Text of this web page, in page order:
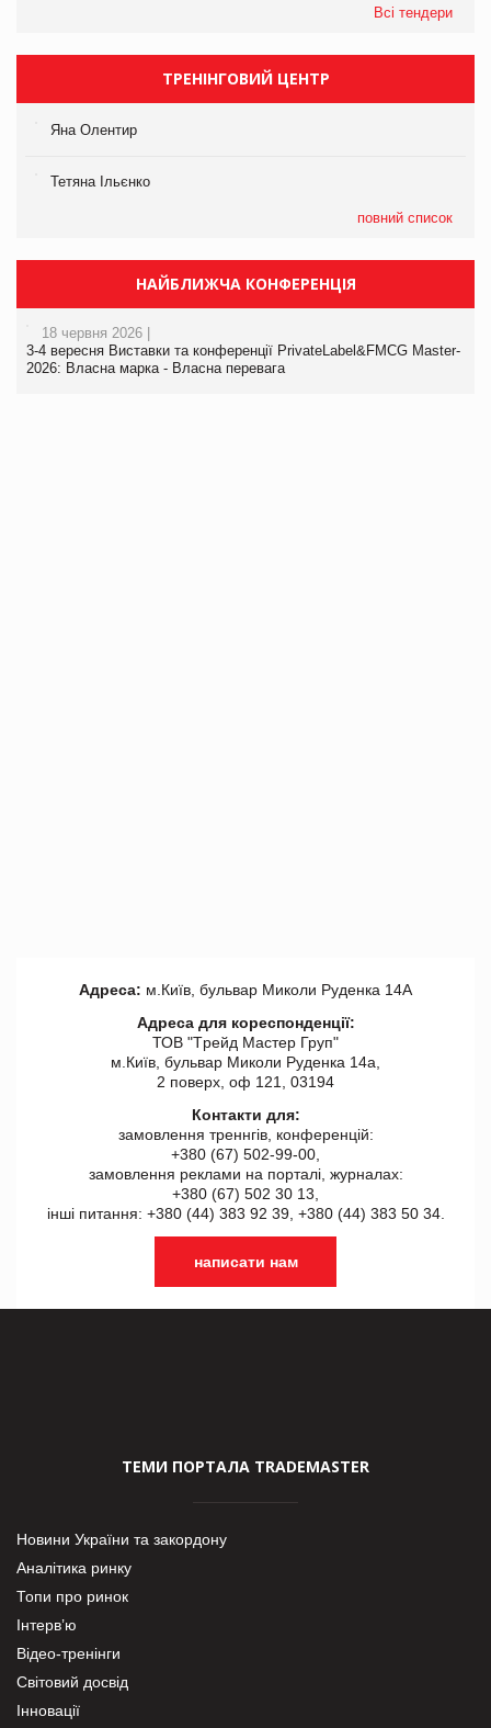
Всі тендери
ТРЕНІНГОВИЙ ЦЕНТР
Яна Олентир
Тетяна Ільєнко
повний список
НАЙБЛИЖЧА КОНФЕРЕНЦІЯ
18 червня 2026 |
3-4 вересня Виставки та конференції PrivateLabel&FMCG Master-
2026: Власна марка - Власна перевага
Адреса: м.Київ, бульвар Миколи Руденка 14А
Адреса для кореспонденції:
ТОВ "Tрейд Мастер Груп"
м.Київ, бульвар Миколи Руденка 14а,
2 поверх, оф 121, 03194
Контакти для:
замовлення треннгів, конференцій:
+380 (67) 502-99-00,
замовлення реклами на порталі, журналах:
+380 (67) 502 30 13,
інші питання: +380 (44) 383 92 39, +380 (44) 383 50 34.
написати нам
ТЕМИ ПОРТАЛА TRADEMASTER
Новини України та закордону
Аналітика ринку
Топи про ринок
Інтерв’ю
Відео-тренінги
Світовий досвід
Інновації